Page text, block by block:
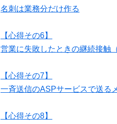
名刺は業務分だけ作る
【心得その6】
営業に失敗したときの継続接触
【心得その7】
一斉送信のASPサービスで送る
【心得その8】